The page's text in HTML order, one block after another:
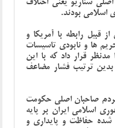
بودند.
قبیل رابطه با آمریکا و
ها و نابودی تاسیسات
قرار داد که با این
بدین ترتیب فشار مضاعف
صاحبان اصلی حکومت
اسلامی ایران بر پایه
حفاظت و پایداری و